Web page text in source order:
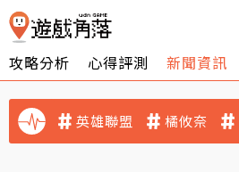
攻略分析 心得評測 新聞資訊
英雄聯盟 橘攸奈